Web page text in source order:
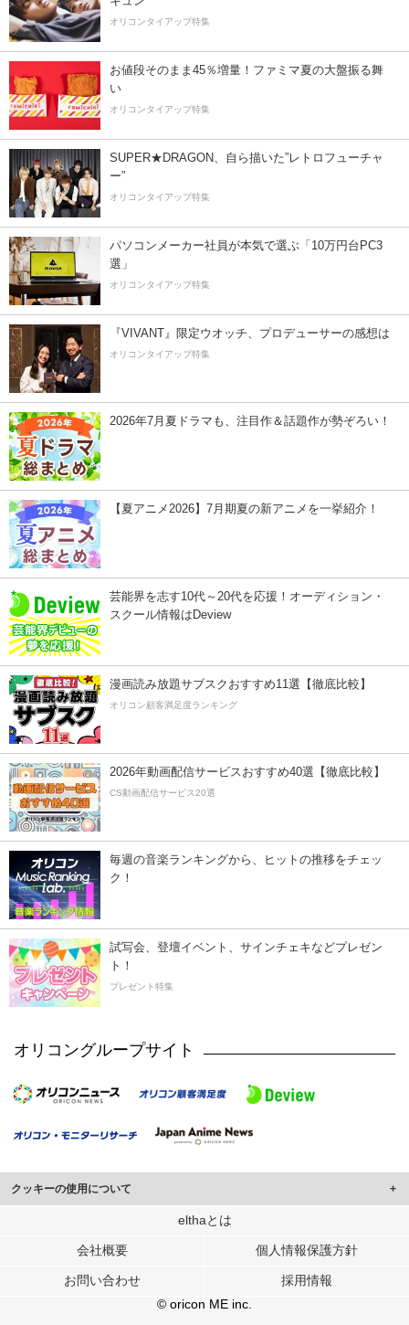
オリコンタイアップ特集
お値段そのまま45％増量！ファミマ夏の大盤振る舞
い
オリコンタイアップ特集
SUPER★DRAGON、自ら描いた”レトロフューチャ
ー”
オリコンタイアップ特集
パソコンメーカー社員が本気で選ぶ「10万円台PC3
選」
オリコンタイアップ特集
『VIVANT』限定ウオッチ、プロデューサーの感想は
オリコンタイアップ特集
2026年7月夏ドラマも、注目作＆話題作が勢ぞろい！
【夏アニメ2026】7月期夏の新アニメを一挙紹介！
芸能界を志す10代～20代を応援！オーディション・
スクール情報はDeview
漫画読み放題サブスクおすすめ11選【徹底比較】
オリコン顧客満足度ランキング
2026年動画配信サービスおすすめ40選【徹底比較】
CS動画配信サービス20選
毎週の音楽ランキングから、ヒットの推移をチェッ
ク！
試写会、登壇イベント、サインチェキなどプレゼン
ト！
プレゼント特集
オリコングループサイト
クッキーの使用について
このサイトでは Cookie を使用して、ユーザーに合わせたコンテンツや広告の
行っています。
メディアや広告配信、データ解析の各パートナーに提供しています。
各パートナーは、この情報とユーザーが各パートナーに提供した他の情報や、
ユーザーが各パートナーのサービスを使用したときに収集した他の情報を組み
elthaとは
会社概要 個人情報保護方針
お問い合わせ
採用情報
© oricon ME inc.